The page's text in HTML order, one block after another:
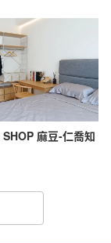
麻豆-仁喬知